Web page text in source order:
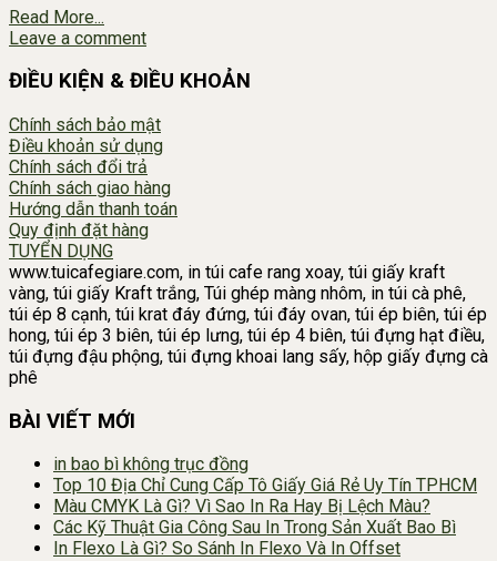
Read More...
Leave a comment
ĐIỀU KIỆN & ĐIỀU KHOẢN
Chính sách bảo mật
Điều khoản sử dụng
Chính sách đổi trả
Chính sách giao hàng
Hướng dẫn thanh toán
Quy định đặt hàng
TUYỂN DỤNG
www.tuicafegiare.com, in túi cafe rang xoay, túi giấy kraft
vàng, túi giấy Kraft trắng, Túi ghép màng nhôm, in túi cà phê,
túi ép 8 cạnh, túi krat đáy đứng, túi đáy ovan, túi ép biên, túi ép
hong, túi ép 3 biên, túi ép lưng, túi ép 4 biên, túi đựng hạt điều,
túi đựng đậu phộng, túi đựng khoai lang sấy, hộp giấy đựng cà
phê
BÀI VIẾT MỚI
in bao bì không trục đồng
Top 10 Địa Chỉ Cung Cấp Tô Giấy Giá Rẻ Uy Tín TPHCM
Màu CMYK Là Gì? Vì Sao In Ra Hay Bị Lệch Màu?
Các Kỹ Thuật Gia Công Sau In Trong Sản Xuất Bao Bì
In Flexo Là Gì? So Sánh In Flexo Và In Offset